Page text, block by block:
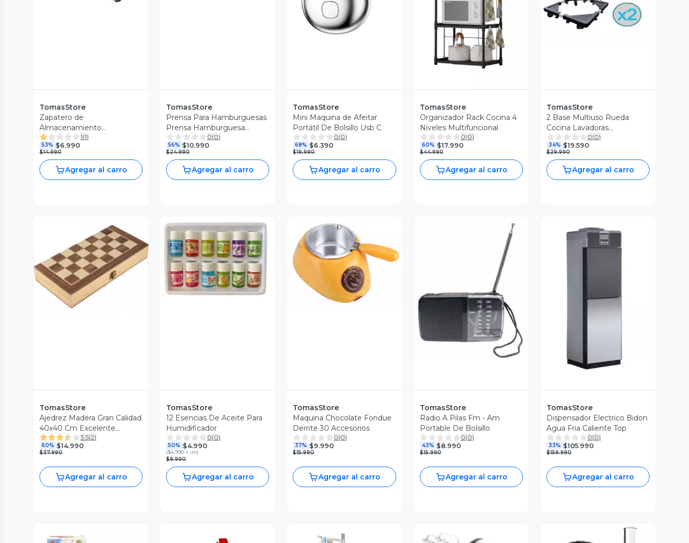
TomasStore
Zapatero de
Almacenamiento
Organizador en Forma de X
1(1)
53% $6.990
$14.990
Agregar al carro
TomasStore
Prensa Para Hamburguesas
Prensa Hamburguesa
Burguer Doble
0(0)
56% $10.990
$24.990
Agregar al carro
TomasStore
Mini Maquina de Afeitar
Portátil De Bolsillo Usb C
0(0)
68% $6.390
$19.990
Agregar al carro
Vista Previa
TomasStore
Organizador Rack Cocina 4
Niveles Multifuncional
0(0)
60% $17.990
$44.990
Agregar al carro
TomasStore
2 Base Multiuso Rueda
Cocina Lavadoras
Refrigerado0(0)
34% $19.590
$29.990
Agregar al carro
Vista Previa
TomasStore
Ajedrez Madera Gran Calidad
40x40 Cm Excelente
Ajedrez
3.5(2)
60% $14.990
$37.990
Agregar al carro
Vista Previa
TomasStore
12 Esencias De Aceite Para
Humidificador
0(0)
50% $4.990
($4.990 x un)
$9.990
Agregar al carro
Vista Previa
TomasStore
Maquina Chocolate Fondue
Derrite 30 Accesorios
0(0)
37% $9.990
$15.990
Agregar al carro
Vista Previa
TomasStore
Radio A Pilas Fm - Am
Portable De Bolsillo
0(0)
43% $8.990
$15.990
Agregar al carro
TomasStore
Dispensador Electrico Bidon
Agua Fria Caliente Top
0(0)
33% $105.990
$159.990
Agregar al carro